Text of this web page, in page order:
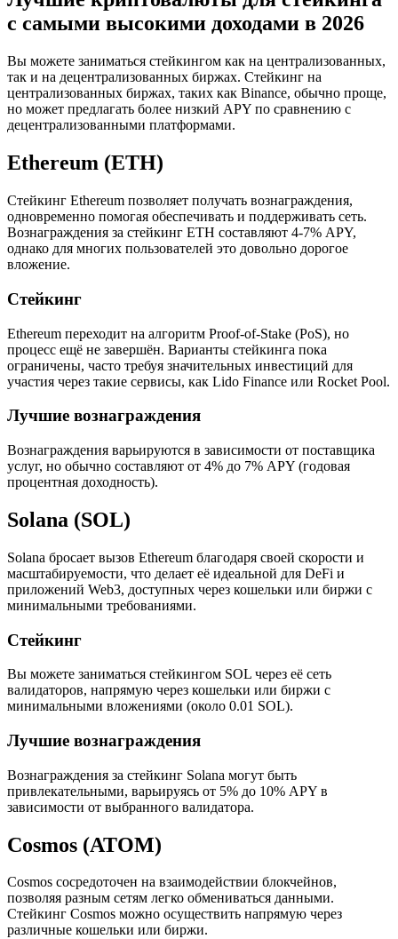
с самыми высокими доходами в 2026
Вы можете заниматься стейкингом как на централизованных,
так и на децентрализованных биржах. Стейкинг на
централизованных биржах, таких как Binance, обычно проще,
но может предлагать более низкий APY по сравнению с
децентрализованными платформами.
Ethereum (ETH)
Стейкинг Ethereum позволяет получать вознаграждения,
одновременно помогая обеспечивать и поддерживать сеть.
Вознаграждения за стейкинг ETH составляют 4-7% APY,
однако для многих пользователей это довольно дорогое
вложение.
Стейкинг
Ethereum переходит на алгоритм Proof-of-Stake (PoS), но
процесс ещё не завершён. Варианты стейкинга пока
ограничены, часто требуя значительных инвестиций для
участия через такие сервисы, как Lido Finance или Rocket Pool.
Лучшие вознаграждения
Вознаграждения варьируются в зависимости от поставщика
услуг, но обычно составляют от 4% до 7% APY (годовая
процентная доходность).
Solana (SOL)
Solana бросает вызов Ethereum благодаря своей скорости и
масштабируемости, что делает её идеальной для DeFi и
приложений Web3, доступных через кошельки или биржи с
минимальными требованиями.
Стейкинг
Вы можете заниматься стейкингом SOL через её сеть
валидаторов, напрямую через кошельки или биржи с
минимальными вложениями (около 0.01 SOL).
Лучшие вознаграждения
Вознаграждения за стейкинг Solana могут быть
привлекательными, варьируясь от 5% до 10% APY в
зависимости от выбранного валидатора.
Cosmos (ATOM)
Cosmos сосредоточен на взаимодействии блокчейнов,
позволяя разным сетям легко обмениваться данными.
Стейкинг Cosmos можно осуществить напрямую через
различные кошельки или биржи.